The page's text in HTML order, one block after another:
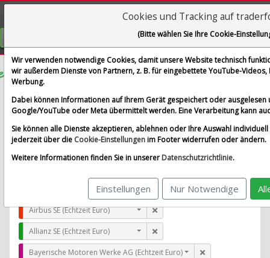
Payoneer Global Inc.
im Vergleich mit Airbus SE, Allianz SE, Bayerische
Aktualisieren
Payoneer Global Inc. (Echtzeit USD)
Airbus SE (Echtzeit Euro)
Allianz SE (Echtzeit Euro)
Bayerische Motoren Werke AG (Echtzeit Euro)
Cookies und Tracking auf
(Bitte wählen Sie Ihre Cookie-
Wir verwenden notwendige Cookies, damit unsere Website technisch
wir außerdem Dienste von Partnern, z. B. für eingebettete YouTube-
Werbung.
Dabei können Informationen auf Ihrem Gerät gespeichert oder
Google/YouTube oder Meta übermittelt werden. Eine Verarbeitung kann
Sie können alle Dienste akzeptieren, ablehnen oder Ihre Auswahl
jederzeit über die Cookie-Einstellungenim Footer widerrufen oder ändern.
Weitere Informationen finden Sie in unserer Datenschutzrichtlinie.
Einstellungen Nur Notwendige